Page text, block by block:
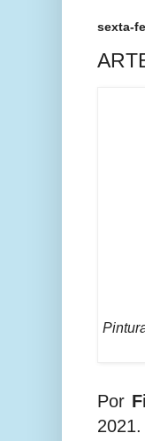
sexta-
Por
2021.